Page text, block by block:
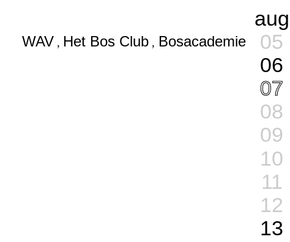
WAV
Het Bos Club Bosacademie
aug
05
06
07
08
09
10
11
12
13